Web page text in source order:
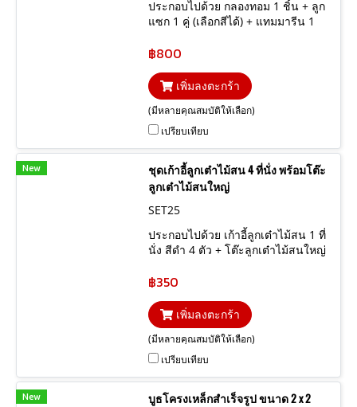
ประกอบไปด้วย กลองทอม 1 ชิ้น + ลูก
แซก 1 คู่ (เลือกสีได้) + แทมมารีน 1
฿800
เพิ่มลงตะกร้า
(มีหลายคุณสมบัติให้เลือก)
เปรียบเทียบ
New
ชุดเก้าอี้ลูกเต๋าไม้สน 4 ที่นั่ง พร้อมโต๊ะ
ลูกเต๋าไม้สนใหญ่
SET25
ประกอบไปด้วย เก้าอี้ลูกเต๋าไม้สน 1 ที่
นั่ง สีดำ 4 ตัว + โต๊ะลูกเต๋าไม้สนใหญ่
฿350
เพิ่มลงตะกร้า
(มีหลายคุณสมบัติให้เลือก)
เปรียบเทียบ
New
บูธโครงเหล็กสำเร็จรูป ขนาด 2 x 2